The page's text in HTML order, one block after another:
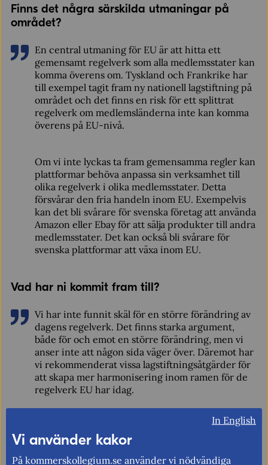
Finns det några särskilda utmaningar på
området?
En central utmaning för EU är att hitta ett
gemensamt regelverk som alla medlemsstater kan
komma överens om. Tyskland och Frankrike har
till exempel tagit fram ny nationell lagstiftning på
området och det finns en risk för ett splittrat
regelverk om medlemsländerna inte kan komma
överens på EU-nivå.
Om vi inte lyckas ta fram gemensamma regler kan
plattformar behöva anpassa sin verksamhet till
olika regelverk i olika medlemsstater. Detta
försvårar den fria handeln inom EU. Exempelvis
kan det bli svårare för svenska företag att använda
Amazon eller Ebay för att sälja produkter till andra
medlemsstater. Det kan också bli svårare för
svenska plattformar att växa inom EU.
Vad har ni kommit fram till?
Vi har inte funnit skäl för en större förändring av
dagens regelverk. Det finns starka argument,
både för och emot en större förändring, men vi
anser inte att någon sida väger över. Däremot har
vi rekommenderat vissa lagstiftningsåtgärder för
att skapa mer harmonisering inom ramen för de
regelverk EU har idag.
Vad vill Kommerskollegium med utredningen?
Ett viktigt syfte med dagens EU-lagstiftning, e-
In English
Vi använder kakor
På kommerskollegium.se använder vi nödvändiga